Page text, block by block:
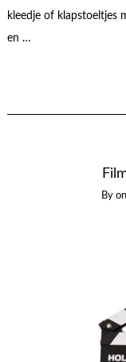
kleedje of klapstoeltjes
en …
By on